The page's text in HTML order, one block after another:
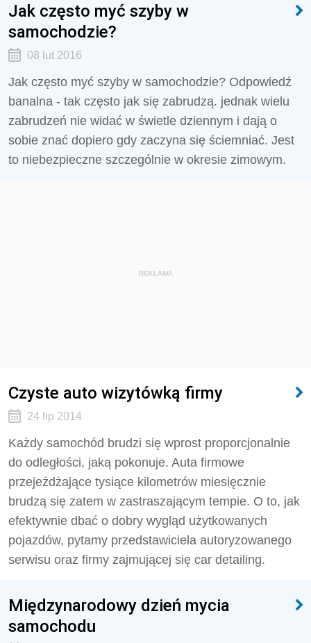
Jak często myć szyby w
samochodzie?
08 lut 2016
Jak często myć szyby w samochodzie? Odpowiedź
banalna - tak często jak się zabrudzą. jednak wielu
zabrudzeń nie widać w świetle dziennym i dają o
sobie znać dopiero gdy zaczyna się ściemniać. Jest
to niebezpieczne szczególnie w okresie zimowym.
REKLAMA
Czyste auto wizytówką firmy
24 lip 2014
Każdy samochód brudzi się wprost proporcjonalnie
do odległości, jaką pokonuje. Auta firmowe
przejeżdżające tysiące kilometrów miesięcznie
brudzą się zatem w zastraszającym tempie. O to, jak
efektywnie dbać o dobry wygląd użytkowanych
pojazdów, pytamy przedstawiciela autoryzowanego
serwisu oraz firmy zajmującej się car detailing.
Międzynarodowy dzień mycia
samochodu